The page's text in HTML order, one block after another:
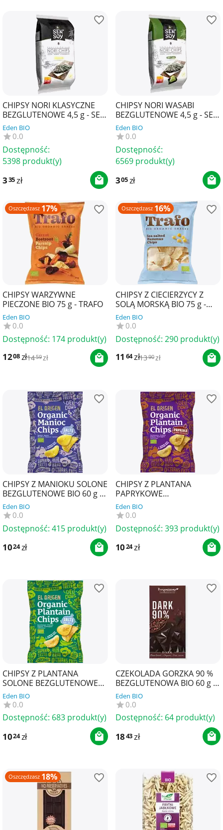
CHIPSY NORI KLASYCZNE
BEZGLUTENOWE 4,5 g - SEN
SOY
Eden BIO
0.0
Dostępność:
5398 produkt(y)
335zł
CHIPSY NORI WASABI
BEZGLUTENOWE 4,5 g - SEN
SOY
Eden BIO
0.0
Dostępność:
6569 produkt(y)
305zł
Oszczędzasz 17%
CHIPSY WARZYWNE
PIECZONE BIO 75 g - TRAFO
Eden BIO
0.0
Dostępność: 174 produkt(y)
1208 zł1459 zł
Oszczędzasz 16%
CHIPSY Z CIECIERZYCY Z
SOLĄ MORSKĄ BIO 75 g -
TRAFO
Eden BIO
0.0
Dostępność: 290 produkt(y)
11 64 zł1390 zł
CHIPSY Z MANIOKU SOLONE
BEZGLUTENOWE BIO 60 g -
EL ORIGEN
Eden BIO
0.0
Dostępność: 415 produkt(y)
1024zł
CHIPSY Z PLANTANA
PAPRYKOWE
BEZGLUTENOWE BIO 80 g -
EL ORIGEN
Eden BIO
0.0
Dostępność: 393 produkt(y)
1024zł
CHIPSY Z PLANTANA
SOLONE BEZGLUTENOWE
BIO 80 g - EL ORIGEN
Eden BIO
0.0
Dostępność: 683 produkt(y)
1024zł
CZEKOLADA GORZKA 90 %
BEZGLUTENOWA BIO 60 g -
BENJAMISSIMO
Eden BIO
0.0
Dostępność: 64 produkt(y)
1843zł
Oszczędzasz 18%